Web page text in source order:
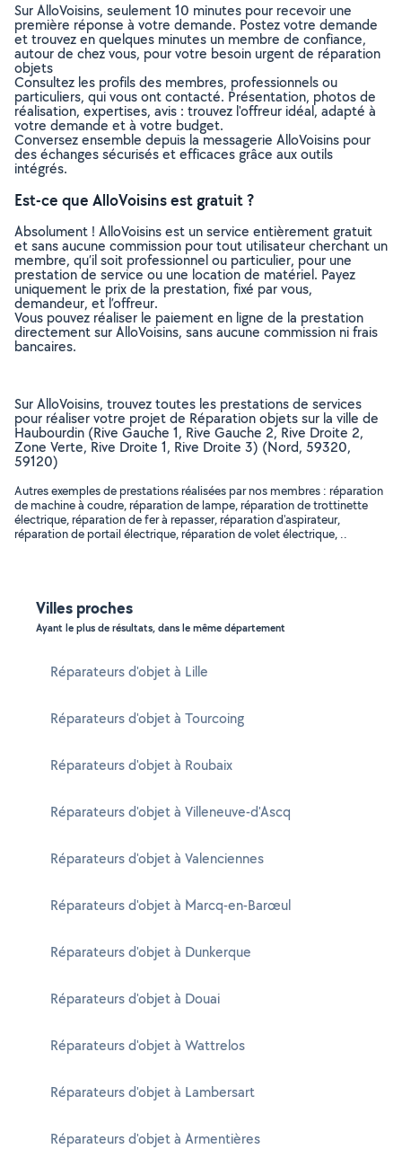
Sur AlloVoisins, seulement 10 minutes pour recevoir une
première réponse à votre demande. Postez votre demande
et trouvez en quelques minutes un membre de confiance,
autour de chez vous, pour votre besoin urgent de réparation
objets
Consultez les profils des membres, professionnels ou
particuliers, qui vous ont contacté. Présentation, photos de
réalisation, expertises, avis : trouvez l'offreur idéal, adapté à
votre demande et à votre budget.
Conversez ensemble depuis la messagerie AlloVoisins pour
des échanges sécurisés et efficaces grâce aux outils
intégrés.
Est-ce que AlloVoisins est gratuit ?
Absolument ! AlloVoisins est un service entièrement gratuit
et sans aucune commission pour tout utilisateur cherchant un
membre, qu’il soit professionnel ou particulier, pour une
prestation de service ou une location de matériel. Payez
uniquement le prix de la prestation, fixé par vous,
demandeur, et l’offreur.
Vous pouvez réaliser le paiement en ligne de la prestation
directement sur AlloVoisins, sans aucune commission ni frais
bancaires.
Sur AlloVoisins, trouvez toutes les prestations de services
pour réaliser votre projet de Réparation objets sur la ville de
Haubourdin (Rive Gauche 1, Rive Gauche 2, Rive Droite 2,
Zone Verte, Rive Droite 1, Rive Droite 3) (Nord, 59320,
59120)
Autres exemples de prestations réalisées par nos membres : réparation
de machine à coudre, réparation de lampe, réparation de trottinette
électrique, réparation de fer à repasser, réparation d'aspirateur,
réparation de portail électrique, réparation de volet électrique, ..
Villes proches
Ayant le plus de résultats, dans le même département
Réparateurs d'objet à Lille
Réparateurs d'objet à Tourcoing
Réparateurs d'objet à Roubaix
Réparateurs d'objet à Villeneuve-d'Ascq
Réparateurs d'objet à Valenciennes
Réparateurs d'objet à Marcq-en-Barœul
Réparateurs d'objet à Dunkerque
Réparateurs d'objet à Douai
Réparateurs d'objet à Wattrelos
Réparateurs d'objet à Lambersart
Réparateurs d'objet à Armentières